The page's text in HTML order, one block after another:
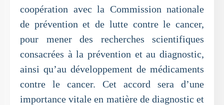
coopération avec la Commission nationale
de prévention et de lutte contre le cancer,
pour mener des recherches scientifiques
consacrées à la prévention et au diagnostic,
ainsi qu’au développement de médicaments
contre le cancer. Cet accord sera d’une
importance vitale en matière de diagnostic et